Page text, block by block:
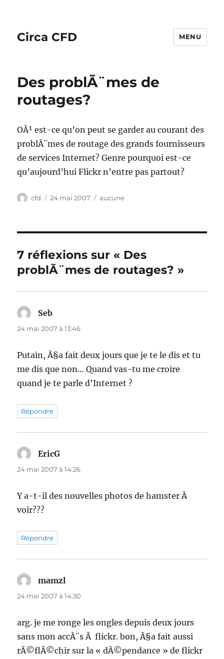
Circa CFD MENU
Des problÃ¨mes de
routages?
OÃ¹ est-ce qu’on peut se garder au courant des
problÃ¨mes de routage des grands fournisseurs
de services Internet? Genre pourquoi est-ce
qu’aujourd’hui Flickr n’entre pas partout?
Auteur
cfd
Publié
24 mai 2007 Catégories
aucune
7 réflexions sur « Des
problÃ¨mes de routages? »
Seb
24 mai 2007 à 13:46
Putain, Ã§a fait deux jours que je te le dis et tu
me dis que non… Quand vas-tu me croire
quand je te parle d’Internet ?
Répondre
EricG
24 mai 2007 à 14:26
Y a-t-il des nouvelles photos de hamster Ã
voir???
Répondre
mamzl
24 mai 2007 à 14:30
arg. je me ronge les ongles depuis deux jours
sans mon accÃ¨s Ã flickr. bon, Ã§a fait aussi
rÃ©flÃ©chir sur la « dÃ©pendance » de flickr